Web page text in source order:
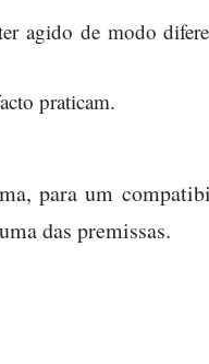
agido de modo
praticam.
para um
das premissas.